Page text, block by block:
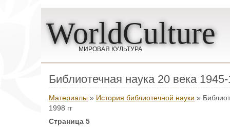
WorldCulture
МИРОВАЯ КУЛЬТУРА
Библиотечная наука 20 века 1945-
Материалы » История библиотечной науки »
1998 гг
Страница 5